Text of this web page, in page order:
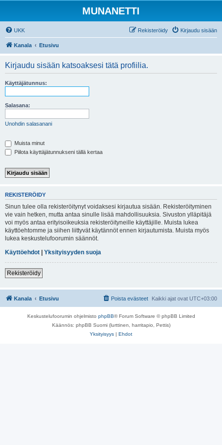
MUNANETTI
UKK Kirjaudu sisään
Rekisteröidy
Kanala Etusivu
Kirjaudu sisään katsoaksesi tätä profiilia.
Käyttäjätunnus:
Salasana:
Unohdin salasanani
Muista minut
Piilota käyttäjätunnukseni tällä kertaa
REKISTERÖIDY
Sinun tulee olla rekisteröitynyt voidaksesi kirjautua sisään. Rekisteröityminen
vie vain hetken, mutta antaa sinulle lisää mahdollisuuksia. Sivuston ylläpitäjä
voi myös antaa erityisoikeuksia rekisteröityneille käyttäjille. Muista lukea
käyttöehtomme ja siihen liittyvät käytännöt ennen kirjautumista. Muista myös
lukea keskustelufoorumin säännöt.
Käyttöehdot | Yksityisyyden suoja
Rekisteröidy
Kanala Etusivu Kaikki ajat ovat UTC+03:00
Poista evästeet
Keskustelufoorumin ohjelmisto phpBB® Forum Software © phpBB Limited
Käännös: phpBB Suomi (lurttinen, harritapio, Pettis)
Yksityisyys | Ehdot